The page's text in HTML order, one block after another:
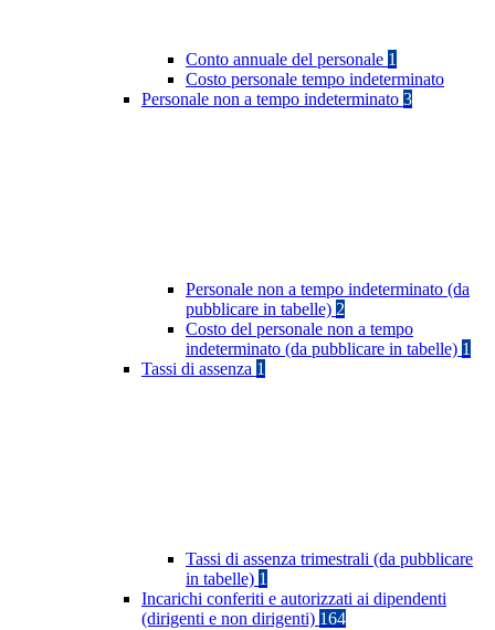
Conto annuale del personale 1
Costo personale tempo indeterminato
Personale non a tempo indeterminato 3
Personale non a tempo indeterminato (da
pubblicare in tabelle) 2
Costo del personale non a tempo
indeterminato (da pubblicare in tabelle) 1
Tassi di assenza 1
Tassi di assenza trimestrali (da pubblicare
in tabelle) 1
Incarichi conferiti e autorizzati ai dipendenti
(dirigenti e non dirigenti) 164